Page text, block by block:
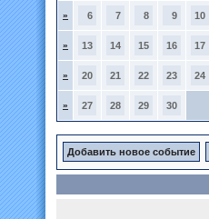
» 6 7 8 9 10
» 13 14 15 16 17
» 20 21 22 23 24
» 27 28 29 30
Добавить новое событие